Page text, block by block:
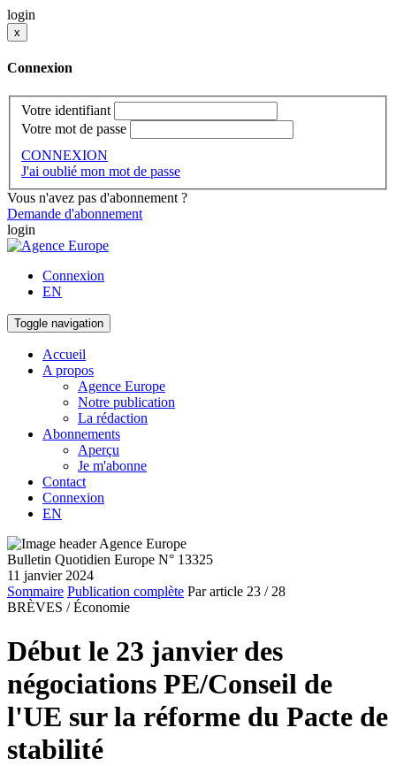
login
x
Connexion
Votre identifiant
Votre mot de passe
CONNEXION
J'ai oublié mon mot de passe
Vous n'avez pas d'abonnement ?
Demande d'abonnement
login
Connexion
EN
Toggle navigation
Accueil
A propos
Agence Europe
Notre publication
La rédaction
Abonnements
Aperçu
Je m'abonne
Contact
Connexion
EN
Bulletin Quotidien Europe N° 13325
11 janvier 2024
Sommaire Publication complète Par article 23 / 28
BRÈVES / Économie
Début le 23 janvier des
négociations PE/Conseil de
l'UE sur la réforme du Pacte de
stabilité